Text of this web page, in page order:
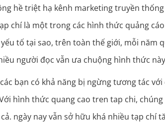
hề triệt hạ kênh marketing truyền
chí là một trong các hình thức quảng
tố tại sao, trên toàn thế giới, mỗi năm
người đọc vẫn ưa chuộng hình thức
bạn có khả năng bị ngừng tương tác
hình thức quang cao tren tap chi,
ngày nay vẫn sở hữu khá nhiều tạp chí